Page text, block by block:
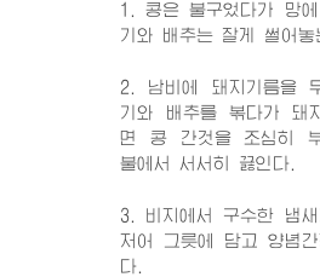
1. 콩은 불구었다가 망
기와 배추는 잘게 썰어놓
2. 남비에 돼지기름을
기와 배추를 볶다가 돼
면 콩 간것을 조심히
불에서 서서히 끓인다.
3. 비지에서 구수한 냄
저어 그릇에 담고 양념
다.